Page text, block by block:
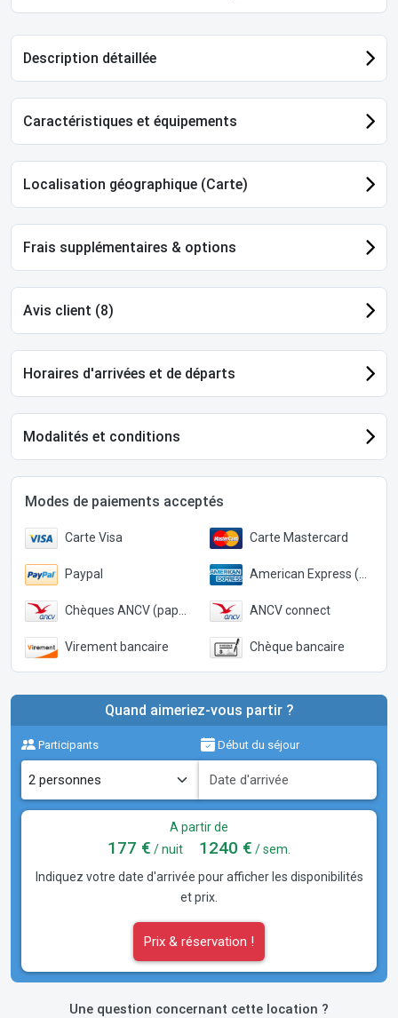
Description détaillée
Caractéristiques et équipements
Localisation géographique (Carte)
Frais supplémentaires & options
Avis client (8)
Horaires d'arrivées et de départs
Modalités et conditions
Modes de paiements acceptés
Carte Visa Carte Mastercard
Paypal American Express (Paypal)
Chèques ANCV (papier) ANCV connect
Virement bancaire Chèque bancaire
Quand aimeriez-vous partir ?
Participants Début du séjour
A partir de
177 € / nuit 1240 € / sem.
Indiquez votre date d'arrivée pour afficher les disponibilités
et prix.
Prix & réservation !
Une question concernant cette location ?